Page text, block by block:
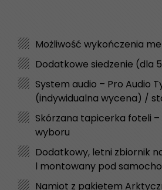
Możliwość wykończenia
Dodatkowe siedzenie (dla
System audio – Pro Audio
(indywidualna wycena) /
Skórzana tapicerka foteli
wyboru
Dodatkowy, letni zbiornik
l montowany pod
Namiot z pakietem